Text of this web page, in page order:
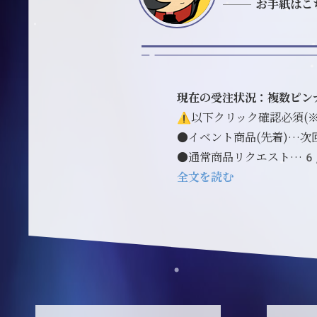
お手紙はこ
現在の受注状況：複数ピ
⚠️以下クリック確認必須
●イベント商品(先着)…次
●通常商品リクエスト…6/
全文を読む